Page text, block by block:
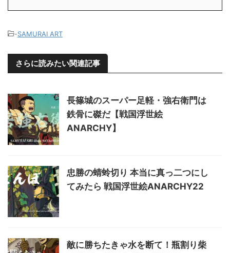
-SAMURAI ART
さらに読みたい関連記事
長篠城のスーパー足軽・強右衛門は
鉄骨に磔だ【戦国浮世絵
ANARCHY】
忠勝の蜻蛉切り 本当に真っ二つにし
てみたら 戦国浮世絵ANARCHY22
敵に勝ちたきゃ水を断て！瓶割り柴